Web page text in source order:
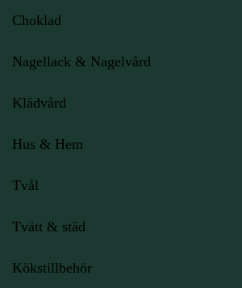
Choklad
Nagellack & Nagelvård
Klädvård
Hus & Hem
Tvål
Tvätt & städ
Kökstillbehör